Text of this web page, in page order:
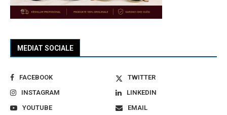
MEDIAT SOCIALE
FACEBOOK
TWITTER
INSTAGRAM
LINKEDIN
YOUTUBE
EMAIL